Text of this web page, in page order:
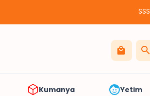
SSS
Kumanya Yetim